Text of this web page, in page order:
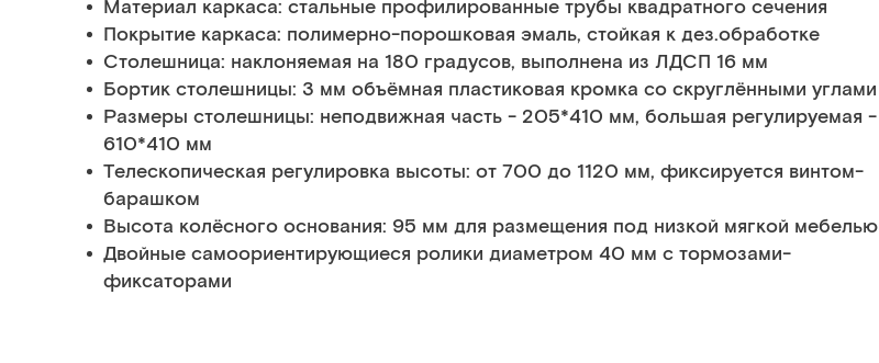
Материал каркаса: стальные профилированные трубы квадратного сечения
Покрытие каркаса: полимерно-порошковая эмаль, стойкая к дез.обработке
Столешница: наклоняемая на 180 градусов, выполнена из ЛДСП 16 мм
Бортик столешницы: 3 мм объёмная пластиковая кромка со скруглёнными углами
Размеры столешницы: неподвижная часть - 205*410 мм, большая регулируемая -
610*410 мм
Телескопическая регулировка высоты: от 700 до 1120 мм, фиксируется винтом-
барашком
Высота колёсного основания: 95 мм для размещения под низкой мягкой мебелью
Двойные самоориентирующиеся ролики диаметром 40 мм с тормозами-
фиксаторами